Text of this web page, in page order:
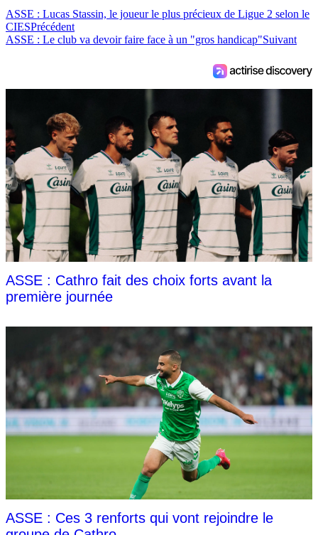
ASSE : Lucas Stassin, le joueur le plus précieux de Ligue 2 selon le
CIESPrécédent
ASSE : Le club va devoir faire face à un "gros handicap"Suivant
ASSE : Cathro fait des choix forts avant la
première journée
ASSE : Ces 3 renforts qui vont rejoindre le